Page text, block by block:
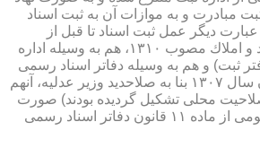
مبادرت و به موازات آن به ثبت اسناد
دیگر عمل ثبت اسناد تا قبل از
تصویب قانون ثبت اسناد و املاك مصوب ۱۳۱۰، هم به وسیله اداره
ثبت) و هم به وسیله دفاتر اسناد رسمی
(كه توسط ماده ۱ قانون سال ۱۳۰۷ بنا به صلاحدید وزیر عدلیه، آنهم
محلی تشكیل گردیده بودند) صورت
می گیرد. (برداشت مفهومی از ماده ۱۱ قانون دفاتر اسناد رسمی